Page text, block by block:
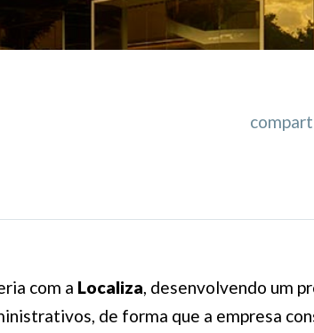
com a Localiza, desenvolvendo um
de forma que a empresa